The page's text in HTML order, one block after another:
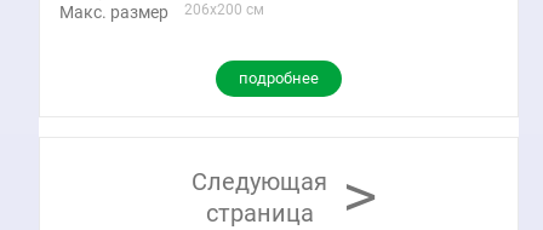
Макс. размер 206x200 см
подробнее
Следующая
страница
>